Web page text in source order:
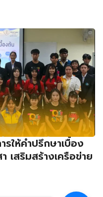
ให้คำปรึกษาเบื้อง
สริมสร้างเครือข่าย